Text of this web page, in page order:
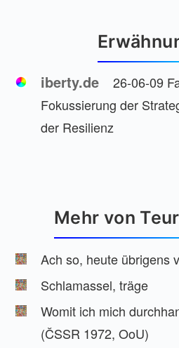
iberty.de
26-06-09
Fokussierung der
der Resilienz
Mehr von
Ach so, heute übrigens
Schlamassel, träge
Womit ich mich
(ČSSR 1972, OoU)